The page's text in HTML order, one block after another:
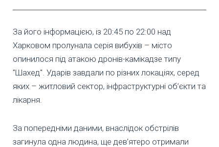
За його інформацією, із 20:45 по 22:00 над
Харковом пролунала серія вибухів – місто
опинилося під атакою дронів-камікадзе типу
"Шахед". Ударів завдали по різних локаціях, серед
яких – житловий сектор, інфраструктурні об’єкти та
лікарня.
За попередніми даними, внаслідок обстрілів
загинула одна людина, ще дев’ятеро отримали